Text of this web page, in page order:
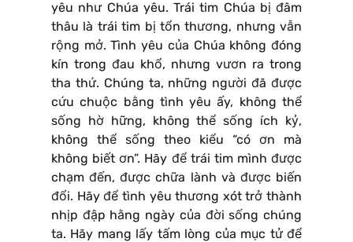
yêu như Chúa yêu. Trái tim Chúa bị đâm
thâu là trái tim bị tổn thương, nhưng vẫn
rộng mở. Tình yêu của Chúa không đóng
kín trong đau khổ, nhưng vươn ra trong
tha thứ. Chúng ta, những người đã được
cứu chuộc bằng tình yêu ấy, không thể
sống hờ hững, không thể sống ích kỷ,
không thể sống theo kiểu “có ơn mà
không biết ơn”. Hãy để trái tim mình được
chạm đến, được chữa lành và được biến
đổi. Hãy để tình yêu thương xót trở thành
nhịp đập hằng ngày của đời sống chúng
ta. Hãy mang lấy tấm lòng của mục tử để